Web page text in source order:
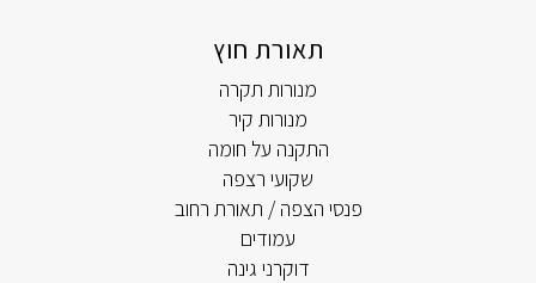
תאורת חוץ
מנורות תקרה
מנורות קיר
התקנה על חומה
שקועי רצפה
פנסי הצפה / תאורת רחוב
עמודים
דוקרני גינה